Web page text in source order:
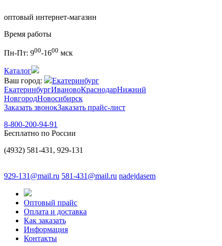
оптовый интернет-магазин
Время работы
Пн-Пт: 900-1600 мск
Каталог
Ваш город:
Екатеринбург
ЕкатеринбургИвановоКраснодарНижний
НовгородНовосибирск
Заказать звонокЗаказать прайс-лист
8-800-200-94-91
Бесплатно по России
(4932) 581-431, 929-131
929-131@mail.ru 581-431@mail.ru nadejdasem
Оптовый прайс
Оплата и доставка
Как заказать
Информация
Контакты